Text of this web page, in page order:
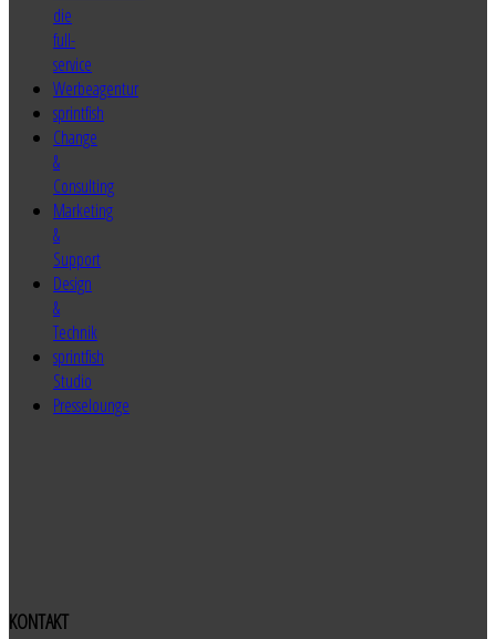
sprintfish
Change
&
Consulting
Marketing
&
Support
Design
&
Technik
sprintfish
Studio
Presselounge
KONTAKT